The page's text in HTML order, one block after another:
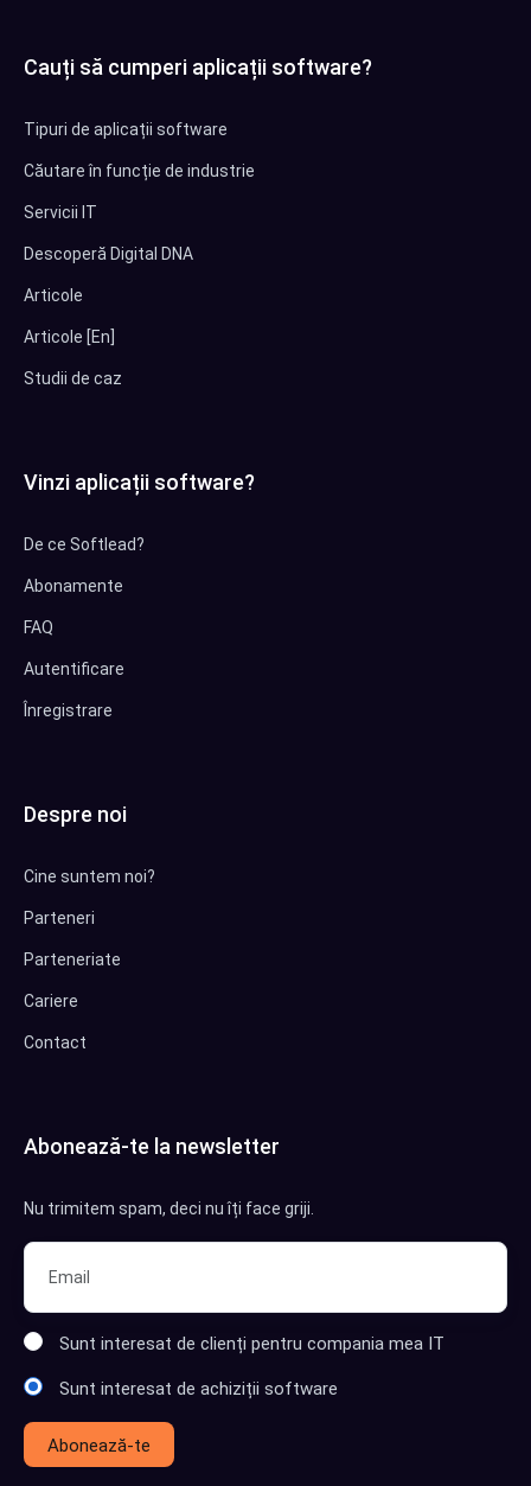
Cauți să cumperi aplicații software?
Tipuri de aplicații software
Căutare în funcție de industrie
Servicii IT
Descoperă Digital DNA
Articole
Articole [En]
Studii de caz
Vinzi aplicații software?
De ce Softlead?
Abonamente
FAQ
Autentificare
Înregistrare
Despre noi
Cine suntem noi?
Parteneri
Parteneriate
Cariere
Contact
Abonează-te la newsletter
Nu trimitem spam, deci nu îți face griji.
Sunt interesat de clienți pentru compania mea IT
Sunt interesat de achiziții software
Abonează-te